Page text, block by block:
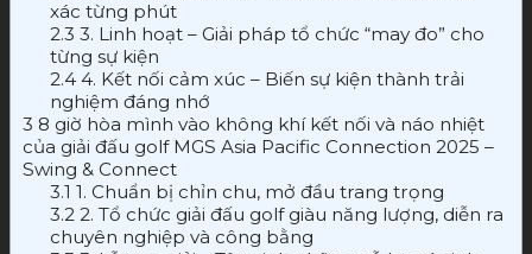
xác từng phút
2.3 3. Linh hoạt – Giải pháp tổ chức “may đo” cho
từng sự kiện
2.44. Kết nối cảm xúc – Biến sự kiện thành trải
nghiệm đáng nhớ
3 8 giờ hòa mình vào không khí kết nối và náo nhiệt
của giải đấu golf MGS Asia Pacific Connection 2025 –
Swing & Connect
3.1 1. Chuẩn bị chỉn chu, mở đầu trang trọng
3.22. Tổ chức giải đấu golf giàu năng lượng, diễn ra
chuyên nghiệp và công bằng